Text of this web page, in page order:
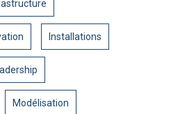
Installations
Modélisation